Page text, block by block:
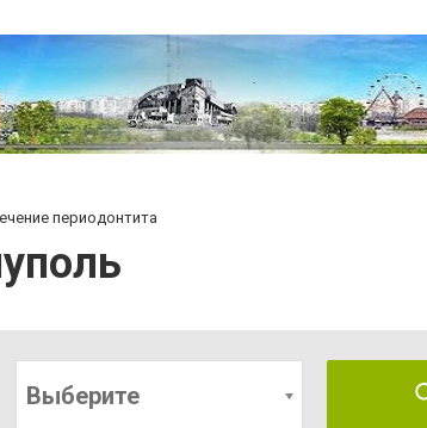
периодонтита
Выберите